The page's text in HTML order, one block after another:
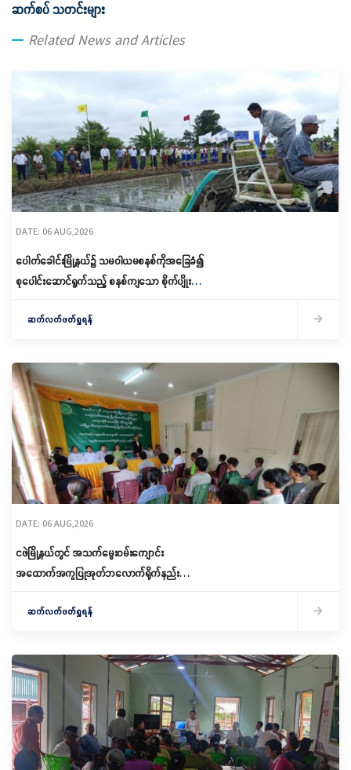
ဆက်စပ် သတင်းများ
Related News and Articles
DATE: 06 AUG,2026
ပေါက်ခေါင်းမြို့နယ်၌ သမဝါယမစနစ်ကိုအခြေခံ၍
စုပေါင်းဆောင်ရွက်သည့် စနစ်ကျသော စိုက်ပျိုးရေး
ဆက်လက်ဖတ်ရှုရန်
DATE: 06 AUG,2026
ငဖဲမြို့နယ်တွင် အသက်မွေးဝမ်းကျောင်း
အထောက်အကူပြုအုတ်ဘလောက်ရိုက်နည်း
ဆက်လက်ဖတ်ရှုရန်